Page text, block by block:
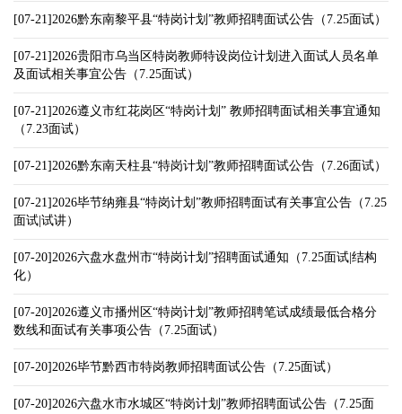
[07-21]2026黔东南黎平县“特岗计划”教师招聘面试公告（7.25面试）
[07-21]2026贵阳市乌当区特岗教师特设岗位计划进入面试人员名单
及面试相关事宜公告（7.25面试）
[07-21]2026遵义市红花岗区“特岗计划” 教师招聘面试相关事宜通知
（7.23面试）
[07-21]2026黔东南天柱县“特岗计划”教师招聘面试公告（7.26面试）
[07-21]2026毕节纳雍县“特岗计划”教师招聘面试有关事宜公告（7.25
面试|试讲）
[07-20]2026六盘水盘州市“特岗计划”招聘面试通知（7.25面试|结构
化）
[07-20]2026遵义市播州区“特岗计划”教师招聘笔试成绩最低合格分
数线和面试有关事项公告（7.25面试）
[07-20]2026毕节黔西市特岗教师招聘面试公告（7.25面试）
[07-20]2026六盘水市水城区“特岗计划”教师招聘面试公告（7.25面